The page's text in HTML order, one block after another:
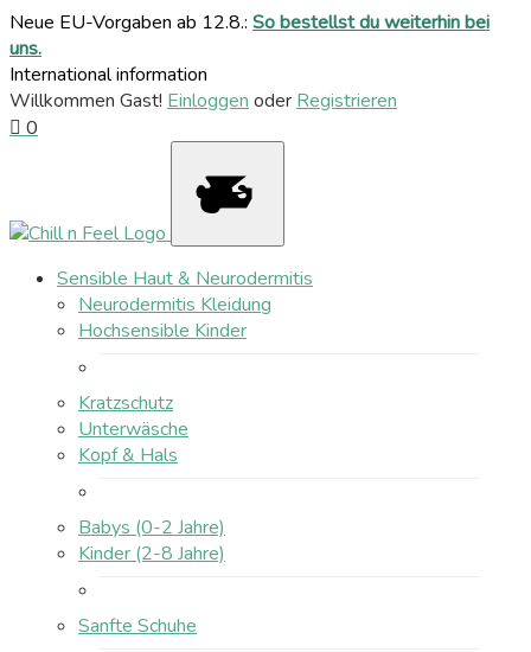
Neue EU-Vorgaben ab 12.8.: So bestellst du weiterhin bei
uns.
International information
Willkommen Gast! Einloggen oder Registrieren
0
Sensible Haut & Neurodermitis
Neurodermitis Kleidung
Hochsensible Kinder
Kratzschutz
Unterwäsche
Kopf & Hals
Babys (0-2 Jahre)
Kinder (2-8 Jahre)
Sanfte Schuhe